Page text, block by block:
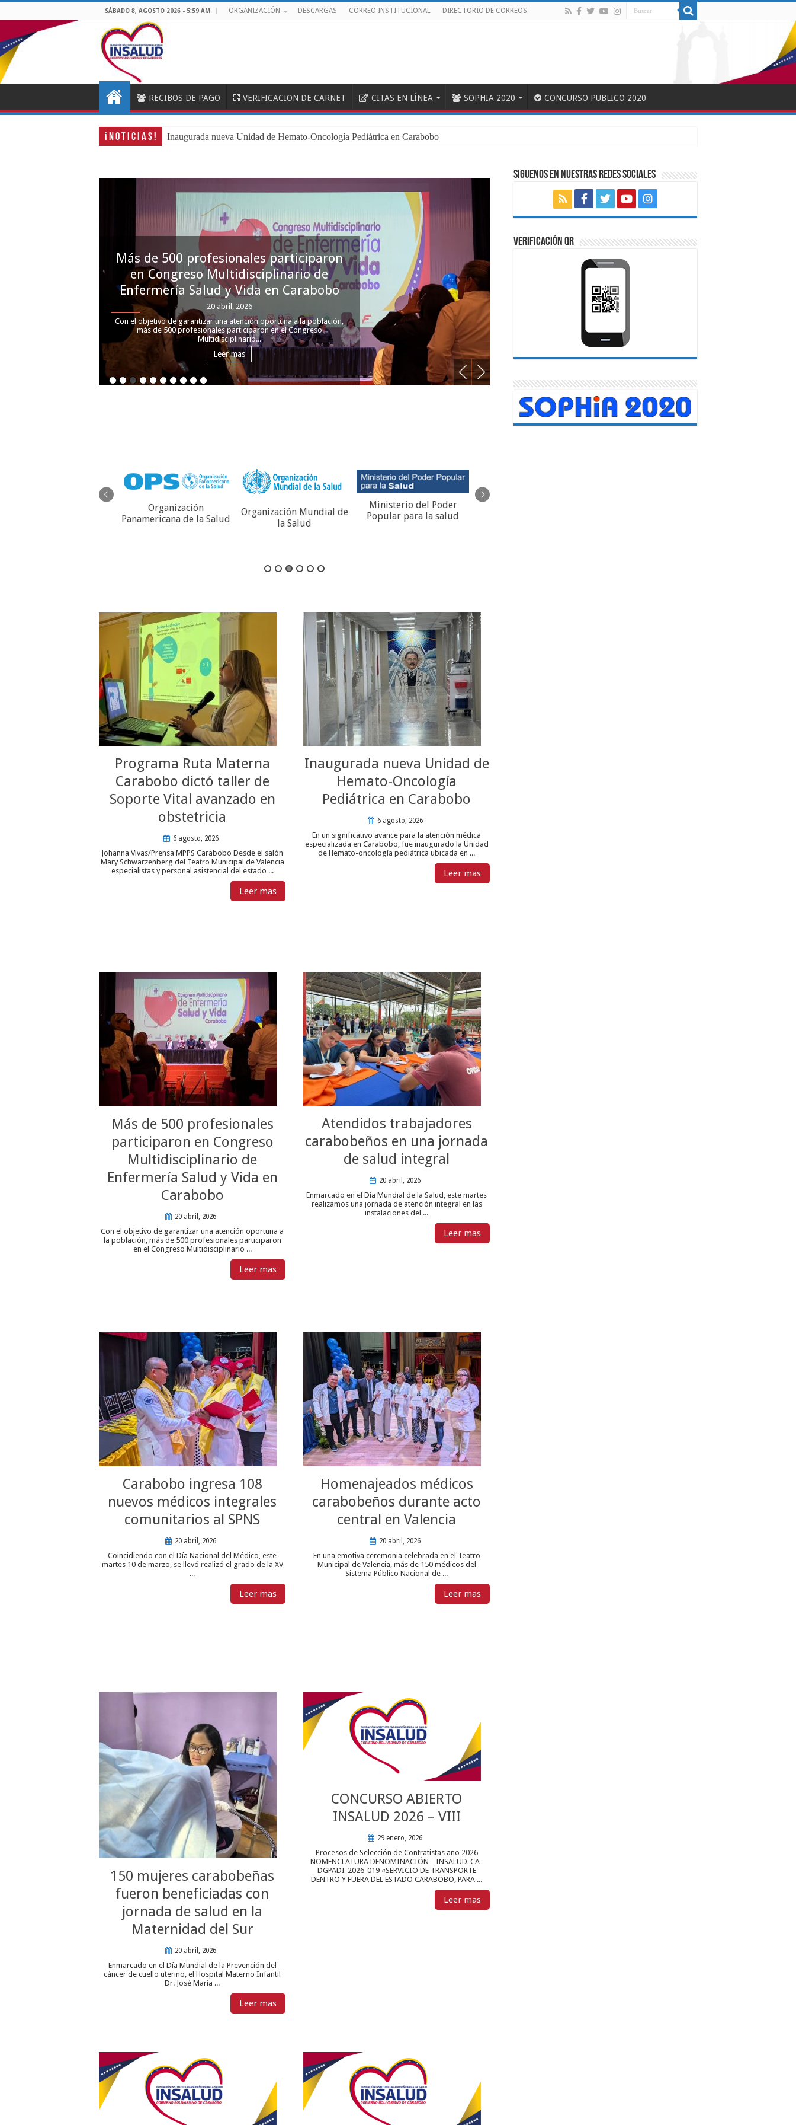
SÁBADO 8, AGOSTO 2026 - 5:59 AM ORGANIZACIÓN DESCARGAS CORREO INSTITUCIONAL DIRECTORIO DE CORREOS
RECIBOS DE PAGO VERIFICACION DE CARNET CITAS EN LÍNEA SOPHIA 2020 CONCURSO PUBLICO 2020
¡ N O T I C I A S ! Más
Más de 500 profesionales participaron
en Congreso Multidisciplinario de
Enfermería Salud y Vida en Carabobo
20 abril, 2026
Con el objetivo de garantizar una atención oportuna a la población,
más de 500 profesionales participaron en el Congreso
Multidisciplinario...
Leer mas
Atendidos trabajadores carabobeños en
una jornada de salud integral
20 abril, 2026
Enmarcado en el Día Mundial de la Salud, este martes realizamos una
jornada de atención integral en las instalaciones del...
Organización
Panamericana de la Salud
Organización Mundial de
la Salud
Ministerio del Poder
Popular para la salud
Programa Ruta Materna
Carabobo dictó taller de
Soporte Vital avanzado en
obstetricia
6 agosto, 2026
Johanna Vivas/Prensa MPPS Carabobo Desde el salón
Mary Schwarzenberg del Teatro Municipal de Valencia
especialistas y personal asistencial del estado ...
Leer mas
Inaugurada nueva Unidad de
Hemato-Oncología
Pediátrica en Carabobo
6 agosto, 2026
En un significativo avance para la atención médica
especializada en Carabobo, fue inaugurado la Unidad
de Hemato-oncología pediátrica ubicada en ...
Leer mas
Más de 500 profesionales
participaron en Congreso
Multidisciplinario de
Enfermería Salud y Vida en
Carabobo
20 abril, 2026
Con el objetivo de garantizar una atención oportuna a
la población, más de 500 profesionales participaron
en el Congreso Multidisciplinario ...
Leer mas
Atendidos trabajadores
carabobeños en una jornada
de salud integral
20 abril, 2026
Enmarcado en el Día Mundial de la Salud, este martes
realizamos una jornada de atención integral en las
instalaciones del ...
Leer mas
Carabobo ingresa 108
nuevos médicos integrales
comunitarios al SPNS
20 abril, 2026
Coincidiendo con el Día Nacional del Médico, este
martes 10 de marzo, se llevó realizó el grado de la XV
...
Leer mas
Homenajeados médicos
carabobeños durante acto
central en Valencia
20 abril, 2026
En una emotiva ceremonia celebrada en el Teatro
Municipal de Valencia, más de 150 médicos del
Sistema Público Nacional de ...
Leer mas
150 mujeres carabobeñas
fueron beneficiadas con
jornada de salud en la
Maternidad del Sur
20 abril, 2026
Enmarcado en el Día Mundial de la Prevención del
cáncer de cuello uterino, el Hospital Materno Infantil
Dr. José María ...
Leer mas
CONCURSO ABIERTO
INSALUD 2026 – VIII
29 enero, 2026
Procesos de Selección de Contratistas año 2026
NOMENCLATURA DENOMINACIÓN INSALUD-CA-
DGPADI-2026-019 «SERVICIO DE TRANSPORTE
DENTRO Y FUERA DEL ESTADO CARABOBO, PARA ...
Leer mas
SIGUENOS EN NUESTRAS REDES SOCIALES
VERIFICACIÓN QR